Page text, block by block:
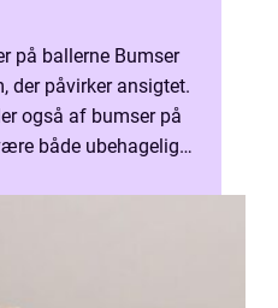
på ballerne Bumser
der påvirker ansigtet.
også af bumser på
både ubehageligt